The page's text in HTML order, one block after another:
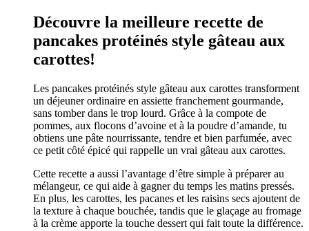
Découvre la meilleure recette de
pancakes protéinés style gâteau aux
carottes!
Les pancakes protéinés style gâteau aux carottes transforment
un déjeuner ordinaire en assiette franchement gourmande,
sans tomber dans le trop lourd. Grâce à la compote de
pommes, aux flocons d’avoine et à la poudre d’amande, tu
obtiens une pâte nourrissante, tendre et bien parfumée, avec
ce petit côté épicé qui rappelle un vrai gâteau aux carottes.
Cette recette a aussi l’avantage d’être simple à préparer au
mélangeur, ce qui aide à gagner du temps les matins pressés.
En plus, les carottes, les pacanes et les raisins secs ajoutent de
la texture à chaque bouchée, tandis que le glaçage au fromage
à la crème apporte la touche dessert qui fait toute la différence.